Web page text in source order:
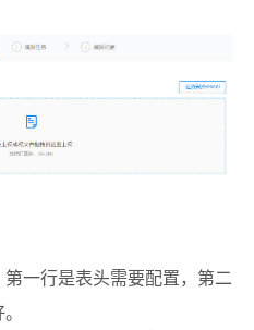
第一行是表头需要配置，第二